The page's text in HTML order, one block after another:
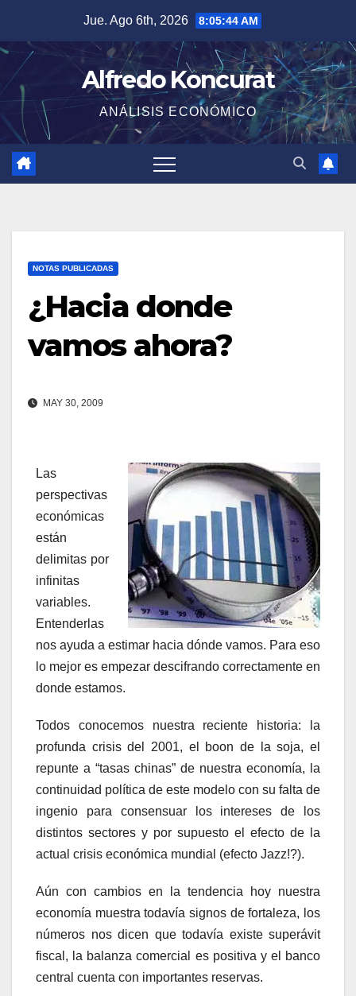
contenido
Jue. Ago 6th, 2026 8:05:45 AM
Alfredo Koncurat
ANÁLISIS ECONÓMICO
NOTAS PUBLICADAS
¿Hacia donde
vamos ahora?
MAY 30, 2009
Las
perspectivas
económicas
están
delimitas por
infinitas
variables.
Entenderlas
nos ayuda a estimar hacia dónde vamos. Para eso
lo mejor es empezar descifrando correctamente en
donde estamos.
Todos conocemos nuestra reciente historia: la
profunda crisis del 2001, el boon de la soja, el
repunte a “tasas chinas” de nuestra economía, la
continuidad política de este modelo con su falta de
ingenio para consensuar los intereses de los
distintos sectores y por supuesto el efecto de la
actual crisis económica mundial (efecto Jazz!?).
Aún con cambios en la tendencia hoy nuestra
economía muestra todavía signos de fortaleza, los
números nos dicen que todavía existe superávit
fiscal, la balanza comercial es positiva y el banco
central cuenta con importantes reservas.